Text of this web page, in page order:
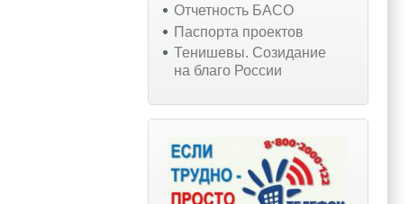
Отчетность БАСО
Паспорта проектов
Тенишевы. Созидание
на благо России